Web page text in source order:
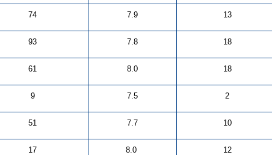
74 7.9 13
93 7.8 18
61 8.0 18
9 7.5 2
51 7.7 10
17 8.0 12